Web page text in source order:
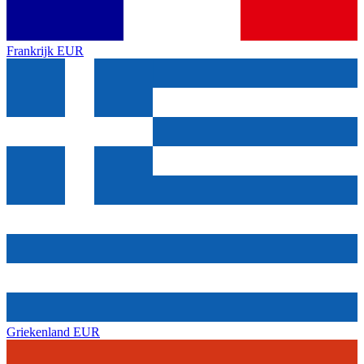
Frankrijk EUR
Griekenland EUR